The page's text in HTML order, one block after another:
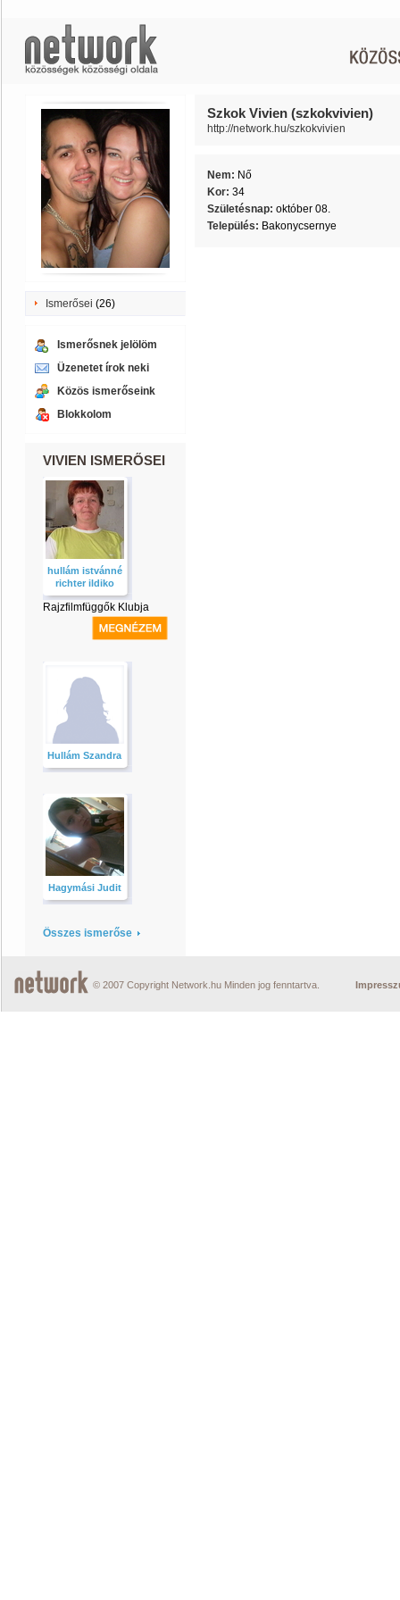
Ismerősei (26)
Ismerősnek jelölöm
Üzenetet írok neki
Közös ismerőseink
Blokkolom
VIVIEN ISMERŐSEI
hullám istvánné
richter ildiko
Rajzfilmfüggők Klubja
Hullám Szandra
Hagymási Judit
Összes ismerőse
Szkok Vivien (szkokvivien)
http://network.hu/szkokvivien
Nem: Nő
Kor: 34
Születésnap: október 08.
Település: Bakonycsernye
© 2007 Copyright Network.hu Minden jog fenntartva.